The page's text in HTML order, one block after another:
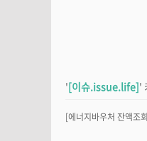
'[이슈.issue.life]'
[에너지바우처 잔액조